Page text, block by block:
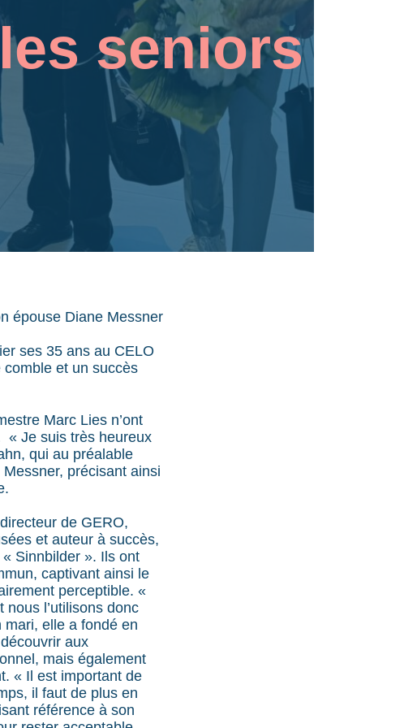
seniors
épouse Diane Messner
ses 35 ans au CELO
et un succès
Marc Lies n’ont
« Je suis très heureux
qui au préalable
précisant ainsi
de GERO,
et auteur à succès,
Sinnbilder ». Ils ont
captivant ainsi le
perceptible. «
l’utilisons donc
mari, elle a fondé en
aux
mais également
« Il est important de
il faut de plus en
référence à son